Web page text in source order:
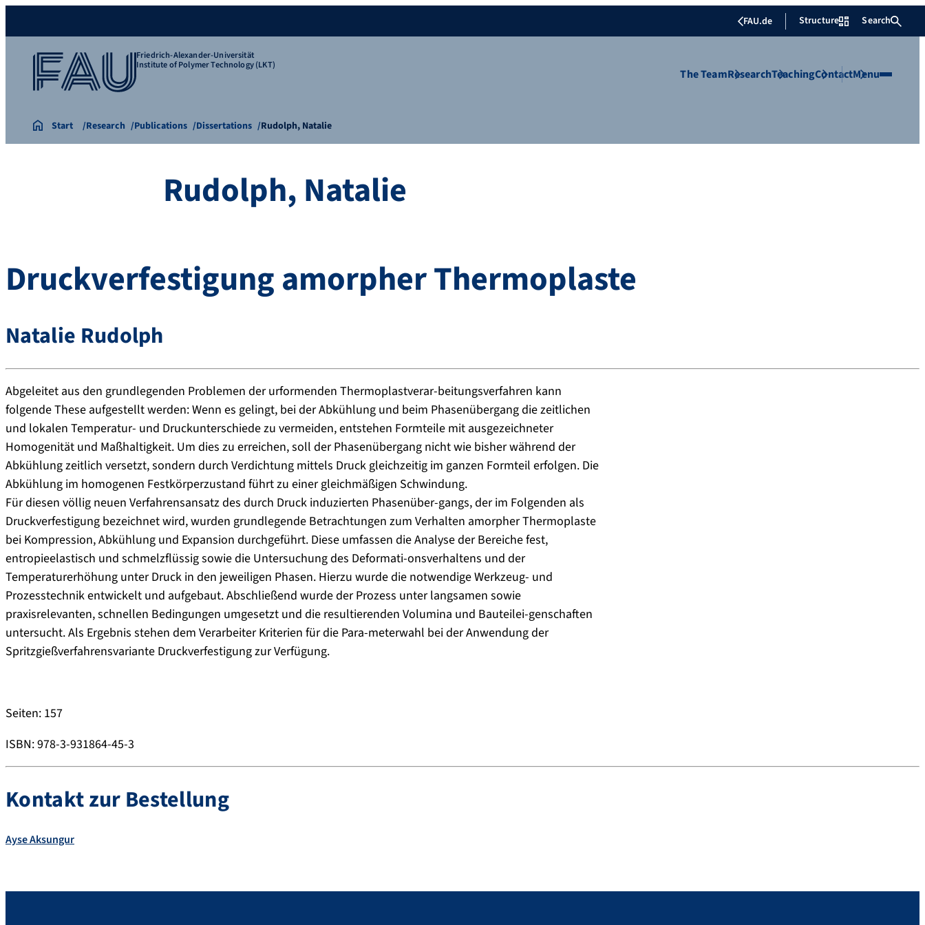
FAU.de Structure Search
Friedrich-Alexander-Universität
Institute of Polymer Technology (LKT)
The TeamResearchTeachingContactMenu
Start Research Publications Dissertations Rudolph, Natalie
Rudolph, Natalie
Druckverfestigung amorpher Thermoplaste
Natalie Rudolph
Abgeleitet aus den grundlegenden Problemen der urformenden Thermoplastverar-beitungsverfahren kann
folgende These aufgestellt werden: Wenn es gelingt, bei der Abkühlung und beim Phasenübergang die zeitlichen
und lokalen Temperatur- und Druckunterschiede zu vermeiden, entstehen Formteile mit ausgezeichneter
Homogenität und Maßhaltigkeit. Um dies zu erreichen, soll der Phasenübergang nicht wie bisher während der
Abkühlung zeitlich versetzt, sondern durch Verdichtung mittels Druck gleichzeitig im ganzen Formteil erfolgen. Die
Abkühlung im homogenen Festkörperzustand führt zu einer gleichmäßigen Schwindung.
Für diesen völlig neuen Verfahrensansatz des durch Druck induzierten Phasenüber-gangs, der im Folgenden als
Druckverfestigung bezeichnet wird, wurden grundlegende Betrachtungen zum Verhalten amorpher Thermoplaste
bei Kompression, Abkühlung und Expansion durchgeführt. Diese umfassen die Analyse der Bereiche fest,
entropieelastisch und schmelzflüssig sowie die Untersuchung des Deformati-onsverhaltens und der
Temperaturerhöhung unter Druck in den jeweiligen Phasen. Hierzu wurde die notwendige Werkzeug- und
Prozesstechnik entwickelt und aufgebaut. Abschließend wurde der Prozess unter langsamen sowie
praxisrelevanten, schnellen Bedingungen umgesetzt und die resultierenden Volumina und Bauteilei-genschaften
untersucht. Als Ergebnis stehen dem Verarbeiter Kriterien für die Para-meterwahl bei der Anwendung der
Spritzgießverfahrensvariante Druckverfestigung zur Verfügung.
Seiten: 157
ISBN: 978-3-931864-45-3
Kontakt zur Bestellung
AyseAksungur